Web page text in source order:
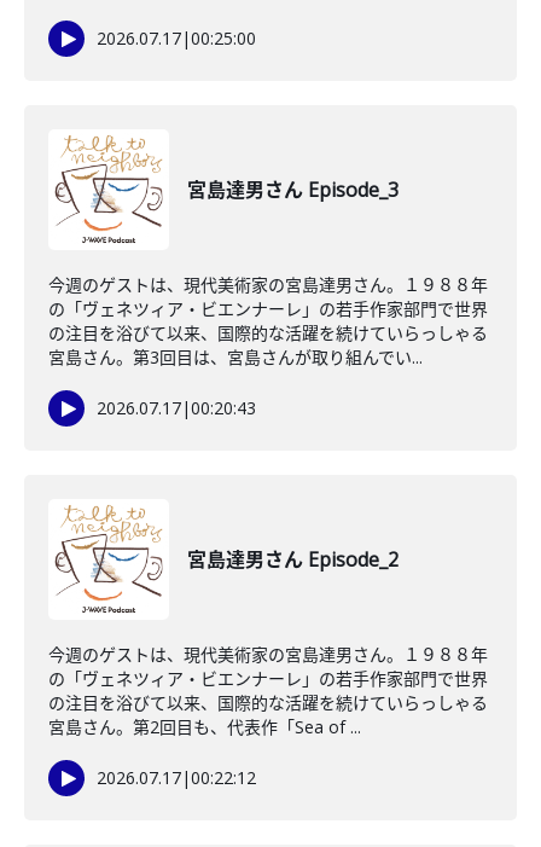
2026.07.17|00:25:00
宮島達男さん Episode_3
今週のゲストは、現代美術家の宮島達男さん。１９８８年
の「ヴェネツィア・ビエンナーレ」の若手作家部門で世界
の注目を浴びて以来、国際的な活躍を続けていらっしゃる
宮島さん。第3回目は、宮島さんが取り組んでい...
2026.07.17|00:20:43
宮島達男さん Episode_2
今週のゲストは、現代美術家の宮島達男さん。１９８８年
の「ヴェネツィア・ビエンナーレ」の若手作家部門で世界
の注目を浴びて以来、国際的な活躍を続けていらっしゃる
宮島さん。第2回目も、代表作「Sea of ...
2026.07.17|00:22:12